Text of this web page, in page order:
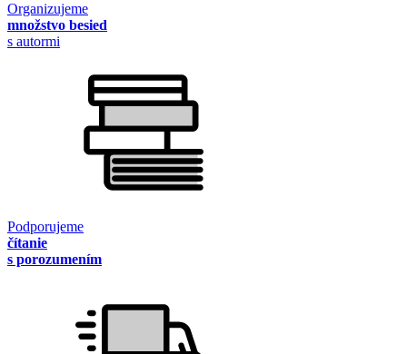
Organizujeme
množstvo besied
s autormi
Podporujeme
čítanie
s porozumením